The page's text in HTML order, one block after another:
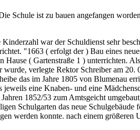
Schule ist zu bauen angefangen
Kinderzahl war der Schuldienst sehr
"1663 ( erfolgt der ) Bau eines
( Gartenstraße 1 ) unterrichten.
verlegte Rektor Schreiber am 20.
das im Jahre 1805 von Blumenau
jeweils eine Knaben- und eine
1852/53 zum Amtsgeicht
Schulgarten das neue
werden konnte. nach einem größeren